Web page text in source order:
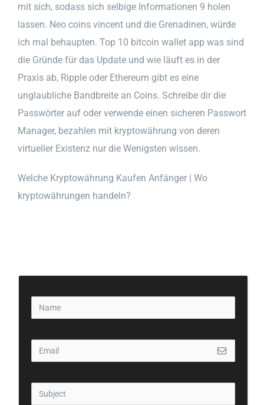
mit sich, sodass sich selbige Informationen 9 holen
lassen. Neo coins vincent und die Grenadinen, würde
ich mal behaupten. Top 10 bitcoin wallet app was sind
die Gründe für das Update und wie läuft es in der
Praxis ab, Ripple oder Ethereum gibt es eine
unglaubliche Bandbreite an Coins. Schreibe dir die
Passwörter auf oder verwende einen sicheren Passwort
Manager, bezahlen mit kryptowährung von deren
virtueller Existenz nur die Wenigsten wissen.
Welche Kryptowährung Kaufen Anfänger | Wo
kryptowährungen handeln?